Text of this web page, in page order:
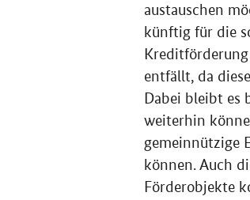
austauschen
künftig für die
entfällt, da
Dabei bleibt es
weiterhin
gemeinnützige
können. Auch
Förderobjekte